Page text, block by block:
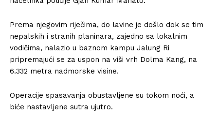
Prema njegovim riječima, do lavine je došlo dok se tim
nepalskih i stranih planinara, zajedno sa lokalnim
vodičima, nalazio u baznom kampu Jalung Ri
pripremajući se za uspon na viši vrh Dolma Kang, na
6.332 metra nadmorske visine.
Operacije spasavanja obustavljene su tokom noći, a
biće nastavljene sutra ujutro.